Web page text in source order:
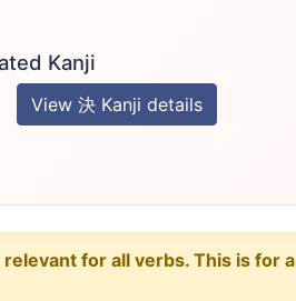
Kanji
View 決 Kanji details
for all verbs. This is for a